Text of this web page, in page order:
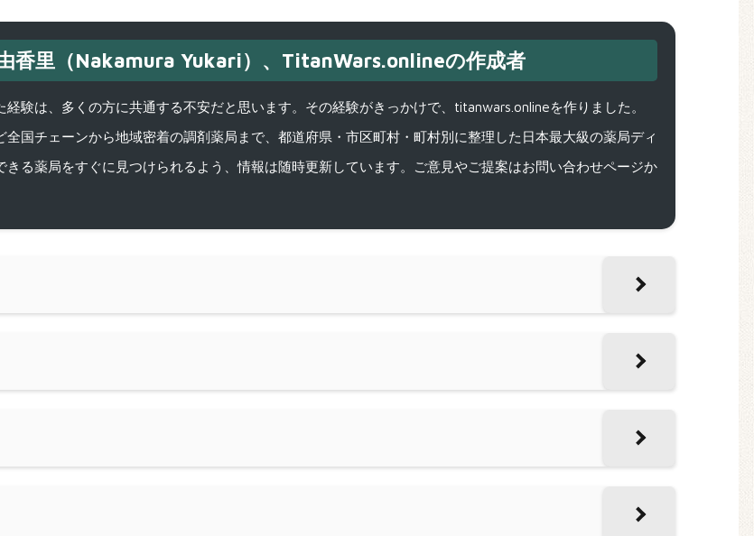
香里（Nakamura Yukari）、TitanWars.onlineの作成者
験は、多くの方に共通する不安だと思います。その経験がきっかけで、titanwars.onlineを作りました。
全国チェーンから地域密着の調剤薬局まで、都道府県・市区町村・町村別に整理した日本最大級の薬局ディ
きる薬局をすぐに見つけられるよう、情報は随時更新しています。ご意見やご提案はお問い合わせページか